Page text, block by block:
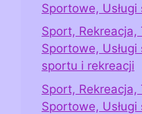
Sportowe,
Sport,
Sportowe,
sportu i rekreacji
Sport,
Sportowe,